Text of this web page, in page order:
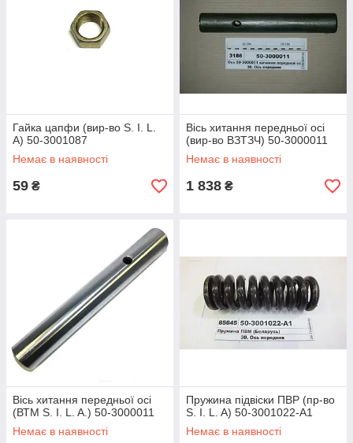
Гайка цапфи (вир-во S. I. L.
A) 50-3001087
Немає в наявності
59 ₴
Вісь хитання передньої осі
(вир-во ВЗТЗЧ) 50-3000011
Немає в наявності
1 838 ₴
Вісь хитання передньої осі
(ВТМ S. I. L. A.) 50-3000011
Немає в наявності
Пружина підвіски ПВР (пр-во
S. I. L. A) 50-3001022-А1
Немає в наявності